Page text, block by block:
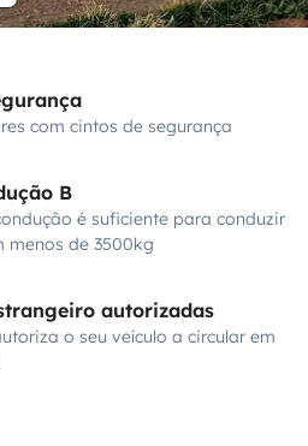
com cintos de segurança
B
é suficiente para conduzir
menos de 3500kg
autorizadas
o seu veículo a circular em